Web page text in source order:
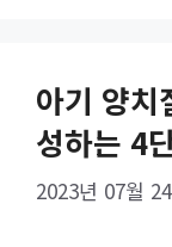
아기 양치
성하는 4
2023년 07월